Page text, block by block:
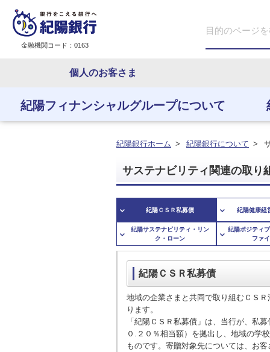
金融機関コード：0163
個人のお客さま
紀陽フィナンシャルグループについて
紀陽フィナンシャルグ
紀陽フィナンシャルグループに
ついて
トップメッセージやグループ会社など
をご覧いただけます。
紀陽銀行について
紀陽銀行について
会社概要をご覧いただけます。
IR情報
IR情報
決算短信や有価証券報告書などをご覧
いただけます。
株式・格付情報
株式・格付情報
株価情報や株式・格付に関する情報を
ご覧いただけます。
地域とともに
地域とともに
地域や環境のための取り組みをご覧い
ただけます。
従業員とともに
従業員とともに
従業員のための取り組みをご覧いただ
けます。
紀陽銀行ホーム > 紀陽銀行について >
サステナビリティ関連の取り
紀陽ＣＳＲ私募債 紀陽健康経
紀陽サステナビリティ・リン
ク・ローン
紀陽ポジティ
ファ
紀陽ＣＳＲ私募債
地域の企業さまと共同で取り組むＣＳ
ります。
「紀陽ＣＳＲ私募債」は、当行が、私
０.２０％相当額）を拠出し、地域の学
ものです。寄贈対象先については、お